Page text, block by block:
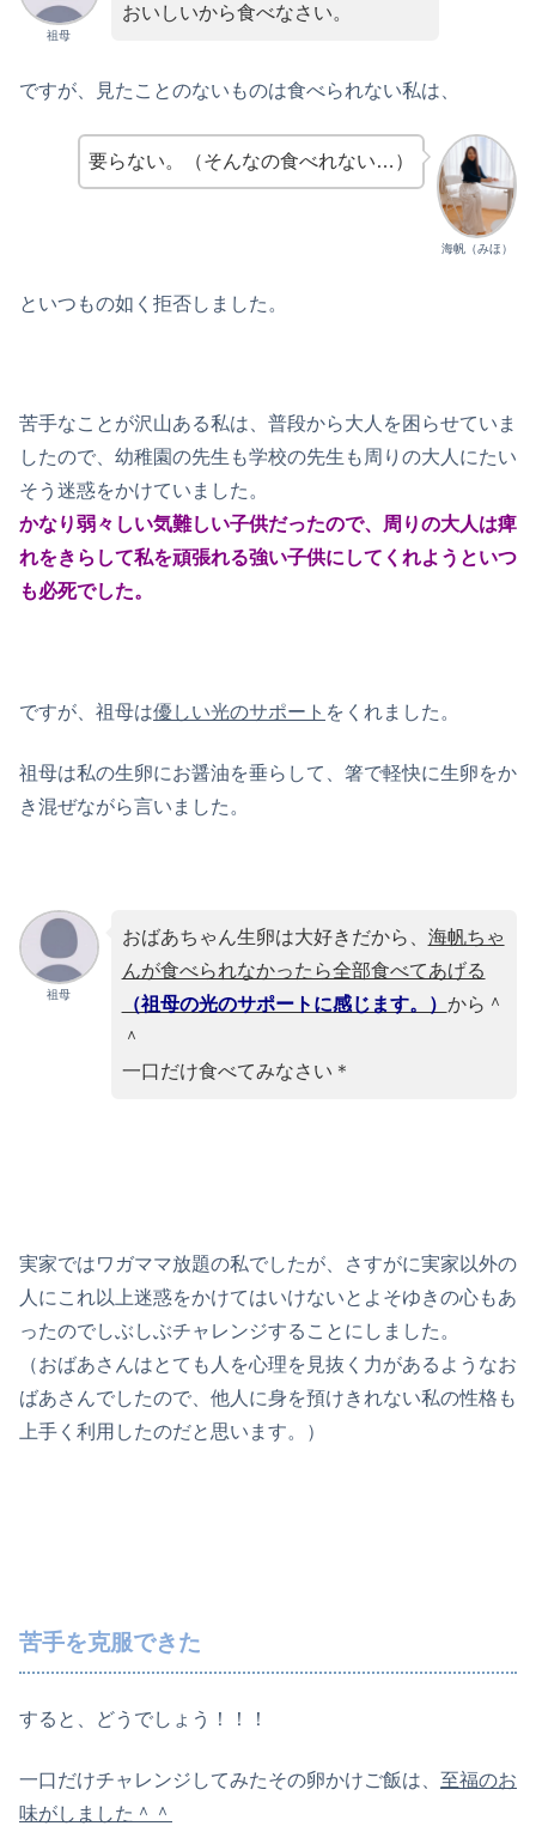
祖母
おいしいから食べなさい。
ですが、見たことのないものは食べられない私は、
海帆（みほ）
要らない。（そんなの食べれない…）
といつもの如く拒否しました。
苦手なことが沢山ある私は、普段から大人を困らせていま
したので、幼稚園の先生も学校の先生も周りの大人にたい
そう迷惑をかけていました。
かなり弱々しい気難しい子供だったので、周りの大人は痺
れをきらして私を頑張れる強い子供にしてくれようといつ
も必死でした。
ですが、祖母は優しい光のサポート をくれました。
祖母は私の生卵にお醤油を垂らして、箸で軽快に生卵をか
き混ぜながら言いました。
祖母
おばあちゃん生卵は大好きだから、 海帆ちゃ
んが食べられなかったら全部食べてあげる
（祖母の光のサポートに感じます。） から＾
＾
一口だけ食べてみなさい＊
実家ではワガママ放題の私でしたが、さすがに実家以外の
人にこれ以上迷惑をかけてはいけないとよそゆきの心もあ
ったのでしぶしぶチャレンジすることにしました。
（おばあさんはとても人を心理を見抜く力があるようなお
ばあさんでしたので、他人に身を預けきれない私の性格も
上手く利用したのだと思います。）
苦手を克服できた
すると、どうでしょう！！！
一口だけチャレンジしてみたその卵かけご飯は、 至福のお
味がしました＾＾